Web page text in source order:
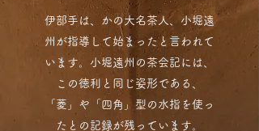
伊部手は、かの大名茶人、小堀遠
州が指導して始まったと言われて
います。小堀遠州の茶会記には、
この徳利と同じ姿形である、
「菱」や「四角」型の水指を使っ
たとの記録が残っています。